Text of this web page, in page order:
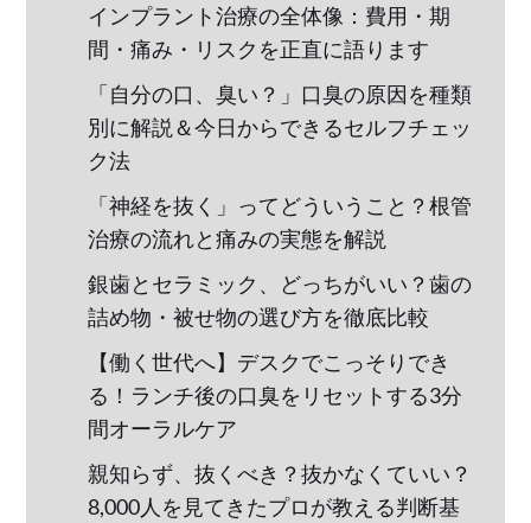
インプラント治療の全体像：費用・期
間・痛み・リスクを正直に語ります
「自分の口、臭い？」口臭の原因を種類
別に解説＆今日からできるセルフチェッ
ク法
「神経を抜く」ってどういうこと？根管
治療の流れと痛みの実態を解説
銀歯とセラミック、どっちがいい？歯の
詰め物・被せ物の選び方を徹底比較
【働く世代へ】デスクでこっそりでき
る！ランチ後の口臭をリセットする3分
間オーラルケア
親知らず、抜くべき？抜かなくていい？
8,000人を見てきたプロが教える判断基